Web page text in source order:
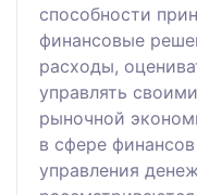
способности
финансовые
расходы,
управлять
рыночной
в сфере
управления